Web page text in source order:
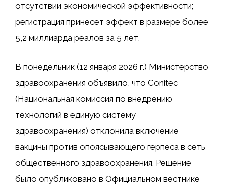
отсутствии экономической эффективности;
регистрация принесет эффект в размере более
5,2 миллиарда реалов за 5 лет.
В понедельник (12 января 2026 г.) Министерство
здравоохранения объявило, что Conitec
(Национальная комиссия по внедрению
технологий в единую систему
здравоохранения) отклонила включение
вакцины против опоясывающего герпеса в сеть
общественного здравоохранения. Решение
было опубликовано в Официальном вестнике